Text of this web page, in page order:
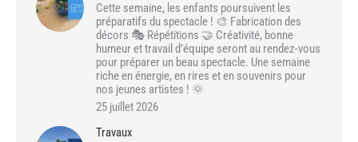
Cette semaine, les enfants poursuivent les
préparatifs du spectacle ! 🎨 Fabrication des
décors 🎭 Répétitions 🤝 Créativité, bonne
humeur et travail d’équipe seront au rendez-vous
pour préparer un beau spectacle. Une semaine
riche en énergie, en rires et en souvenirs pour
nos jeunes artistes ! 🌞
25 juillet 2026
Travaux